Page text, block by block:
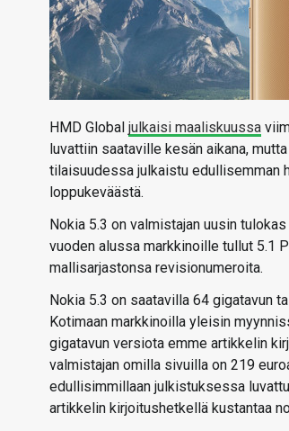
HMD Global julkaisi maaliskuussa
luvattiin saataville kesän aikana,
tilaisuudessa julkaistu edullisemman
loppukeväästä.
Nokia 5.3 on valmistajan uusin
vuoden alussa markkinoille tullut 5.1
mallisarjastonsa revisionumeroita.
Nokia 5.3 on saatavilla 64 gigatavun
Kotimaan markkinoilla yleisin
gigatavun versiota emme artikkelin
valmistajan omilla sivuilla on 219
edullisimmillaan julkistuksessa
artikkelin kirjoitushetkellä kustantaa